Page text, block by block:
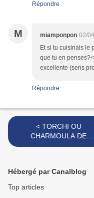
Répondre
M miamponpon 02/
Et si tu cuisinais le
que tu en
excellente (sens
Répondre
< TORCHI OU
CHARMOULA DE
LEGUMES /
TERRE
Hébergé par Canalblog
Top articles